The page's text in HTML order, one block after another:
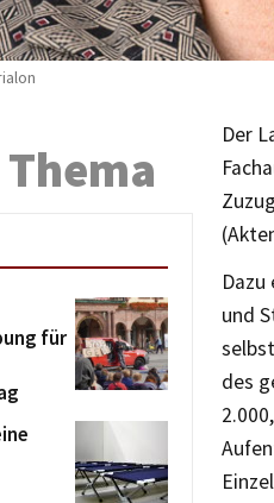
Der
und
des
für